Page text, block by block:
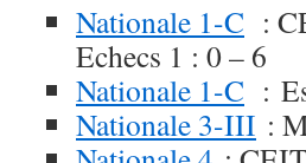
Nationale 1-C :
Echecs 1 : 0 – 6
Nationale 1-C :
Nationale 3-III :